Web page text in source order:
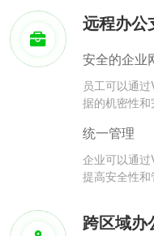
远程办公
安全的企业
员工可以通
据的机密性和
统一管理
企业可以通过
提高安全性和
跨区域办